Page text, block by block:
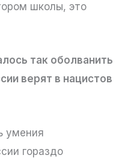
школы, это
так оболванить
верят в нацистов
умения
гораздо